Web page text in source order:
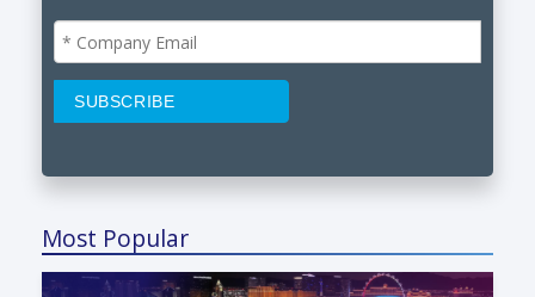
Most Popular